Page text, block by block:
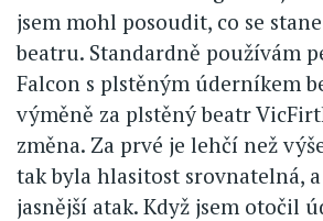
jsem mohl posoudit, co se
beatru. Standardně používám
Falcon s plstěným úderníkem
výměně za plstěný beatr
změna. Za prvé je lehčí než
tak byla hlasitost srovnatelná,
jasnější atak. Když jsem otočil